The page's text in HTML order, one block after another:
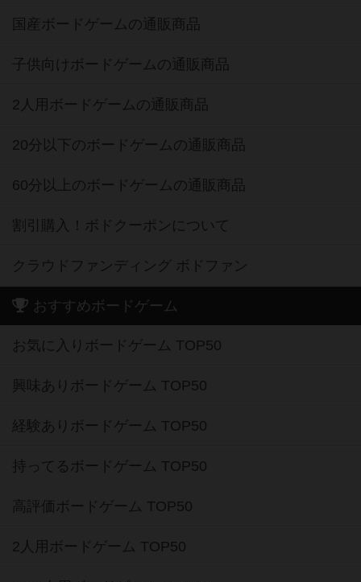
国産ボードゲームの通販商品
子供向けボードゲームの通販商品
2人用ボードゲームの通販商品
20分以下のボードゲームの通販商品
60分以上のボードゲームの通販商品
割引購入！ボドクーポンについて
クラウドファンディング ボドファン
おすすめボードゲーム
お気に入りボードゲーム TOP50
興味ありボードゲーム TOP50
経験ありボードゲーム TOP50
持ってるボードゲーム TOP50
高評価ボードゲーム TOP50
2人用ボードゲーム TOP50